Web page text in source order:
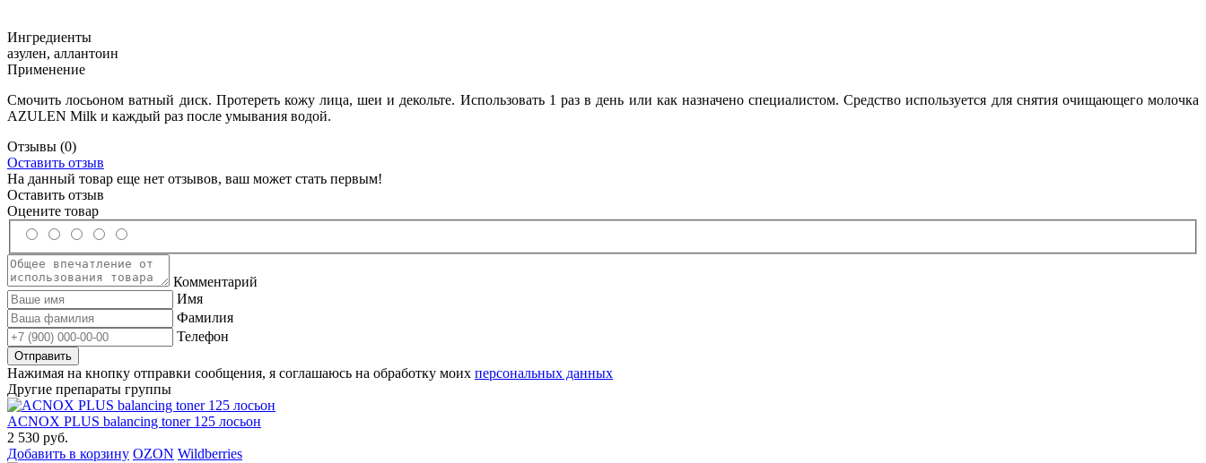
Ингредиенты
азулен, аллантоин
Применение
Смочить лосьоном ватный диск. Протереть кожу лица, шеи и декольте. Использовать 1 раз в день или как назначено специалистом. Средство используется для снятия очищающего молочка
AZULEN Milk и каждый раз после умывания водой.
Отзывы (0)
Оставить отзыв
На данный товар еще нет отзывов, ваш может стать первым!
Оставить отзыв
Оцените товар
Комментарий
Имя
Фамилия
Телефон
Нажимая на кнопку отправки сообщения, я соглашаюсь на обработку моих персональных данных
Другие препараты группы
ACNOX PLUS balancing toner 125 лосьон
2 530 руб.
Добавить в корзину OZON Wildberries